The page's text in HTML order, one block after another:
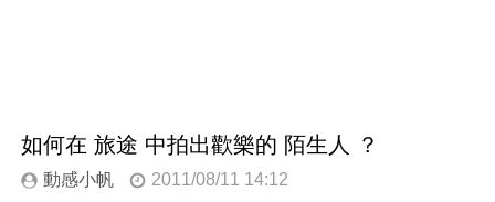
如何在 旅途 中拍出歡樂的 陌生人 ？
動感小帆 2011/08/11 14:12